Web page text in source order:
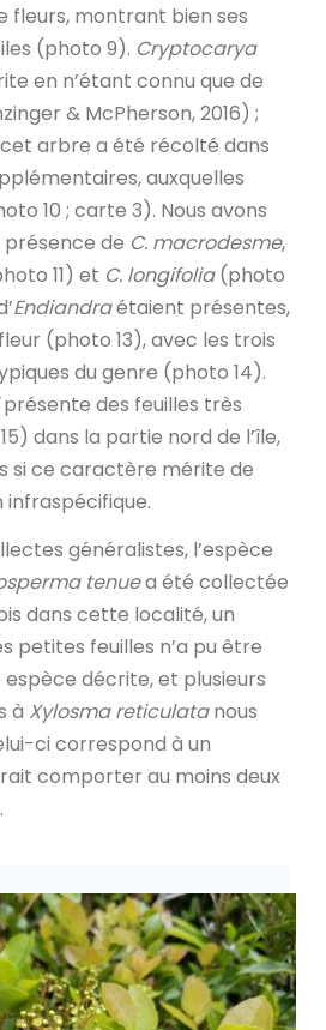
fleurs, montrant bien ses
(photo 9). Cryptocarya
en n’étant connu que de
& McPherson, 2016) ;
arbre a été récolté dans
auxquelles
10 ; carte 3). Nous avons
de C. macrodesme,
11) et C. longifolia(photo
Endiandraétaient présentes,
(photo 13), avec les trois
du genre (photo 14).
présente des feuilles très
dans la partie nord de l’île,
si ce caractère mérite de
infraspécifique.
généralistes, l’espèce
tenuea été collectée
dans cette localité, un
petites feuilles n’a pu être
décrite, et plusieurs
à Xylosma reticulatanous
ci correspond à un
comporter au moins deux